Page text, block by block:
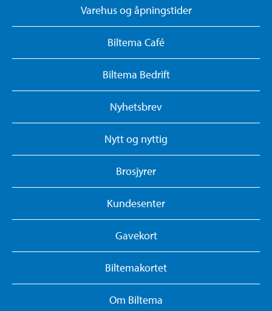
Varehus og åpningstider
Biltema Café
Biltema Bedrift
Nyhetsbrev
Nytt og nyttig
Brosjyrer
Kundesenter
Gavekort
Biltemakortet
Om Biltema